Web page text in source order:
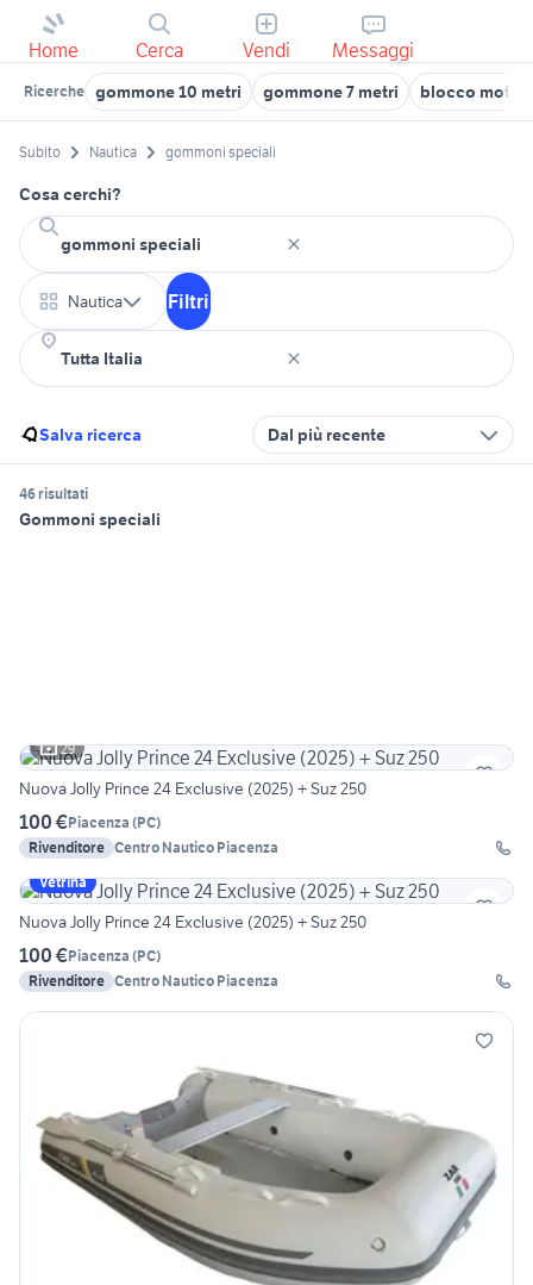
Home Cerca Vendi Messaggi
Ricerche gommone 10 metri gommone 7 metri blocco
Subito Nautica gommoni speciali
Cosa cerchi?
Nautica Filtri
Salva ricerca Dal più recente
46 risultati
Gommoni speciali
29
Nuova Jolly Prince 24 Exclusive (2025) + Suz 250
100 €Piacenza (PC)
Rivenditore Centro Nautico Piacenza
Vetrina
Nuova Jolly Prince 24 Exclusive (2025) + Suz 250
100 €Piacenza (PC)
Rivenditore Centro Nautico Piacenza